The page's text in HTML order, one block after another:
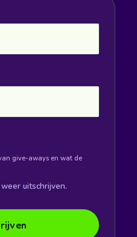
give-aways en wat de
uitschrijven.